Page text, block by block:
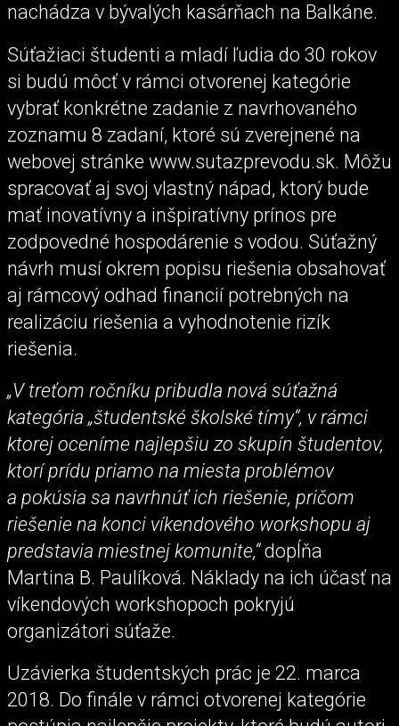
nachádza v bývalých kasárňach na Balkáne.
Súťažiaci študenti a mladí ľudia do 30 rokov
si budú môcť v rámci otvorenej kategórie
vybrať konkrétne zadanie z navrhovaného
zoznamu 8 zadaní, ktoré sú zverejnené na
webovej stránke www.sutazprevodu.sk. Môžu
spracovať aj svoj vlastný nápad, ktorý bude
mať inovatívny a inšpiratívny prínos pre
zodpovedné hospodárenie s vodou. Súťažný
návrh musí okrem popisu riešenia obsahovať
aj rámcový odhad financií potrebných na
realizáciu riešenia a vyhodnotenie rizík
riešenia.
„V treťom ročníku pribudla nová súťažná
kategória „študentské školské tímy“, v rámci
ktorej oceníme najlepšiu zo skupín študentov,
ktorí prídu priamo na miesta problémov
a pokúsia sa navrhnúť ich riešenie, pričom
riešenie na konci víkendového workshopu aj
predstavia miestnej komunite,“dopĺňa
Martina B. Paulíková. Náklady na ich účasť na
víkendových workshopoch pokryjú
organizátori súťaže.
Uzávierka študentských prác je 22. marca
2018. Do finále v rámci otvorenej kategórie